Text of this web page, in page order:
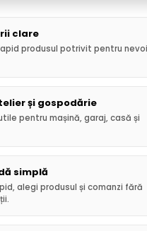
clare
produsul potrivit pentru
și gospodărie
pentru mașină, garaj, casă și
simplă
alegi produsul și comanzi fără